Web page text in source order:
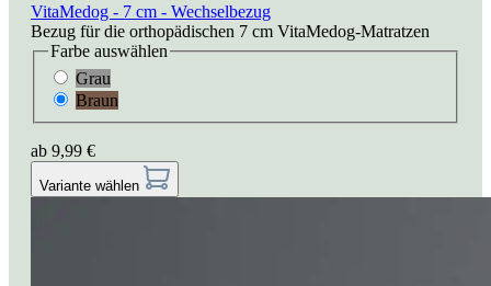
VitaMedog - 7 cm - Wechselbezug
Bezug für die orthopädischen 7 cm VitaMedog-Matratzen
Farbe auswählen
Grau
Braun
ab 9,99 €
Variante wählen